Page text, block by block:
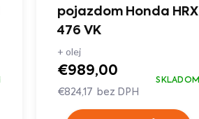
pojazdom Honda HRX
476 VK
+ olej
€989,00
€824,17 bez DPH
SKLADOM